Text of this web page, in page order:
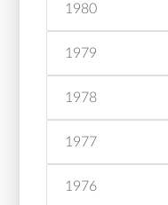
1980
1979
1978
1977
1976